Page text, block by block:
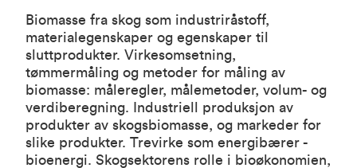
Biomasse fra skog som industriråstoff,
materialegenskaper og egenskaper til
sluttprodukter. Virkesomsetning,
tømmermåling og metoder for måling av
biomasse: måleregler, målemetoder, volum- og
verdiberegning. Industriell produksjon av
produkter av skogsbiomasse, og markeder for
slike produkter. Trevirke som energibærer -
bioenergi. Skogsektorens rolle i bioøkonomien,